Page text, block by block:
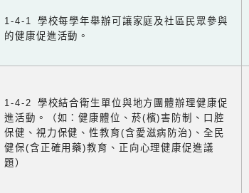
1-4-1 學校每學年舉辦可讓家庭及社區民眾參與
的健康促進活動。
1-4-2 學校結合衛生單位與地方團體辦理健康促
進活動。（如：健康體位、菸(檳)害防制、口腔
保健、視力保健、性教育(含愛滋病防治)、全民
健保(含正確用藥)教育、正向心理健康促進議
題）